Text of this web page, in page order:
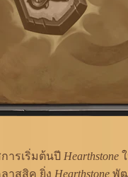
การเริ่มต้นปีHearthstone
าสสิค ยิ่งHearthstone พั